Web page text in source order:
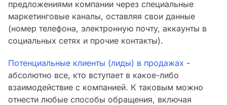
предложениями компании через специальные
маркетинговые каналы, оставляя свои данные
(номер телефона, электронную почту, аккаунты в
социальных сетях и прочие контакты).
Потенциальные клиенты (лиды) в продажах -
абсолютно все, кто вступает в какое-либо
взаимодействие с компанией. К таковым можно
отнести любые способы обращения, включая